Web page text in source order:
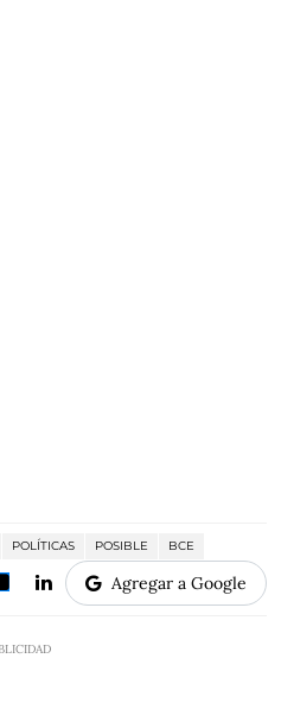
POLÍTICAS POSIBLE BCE
Agregar a Google